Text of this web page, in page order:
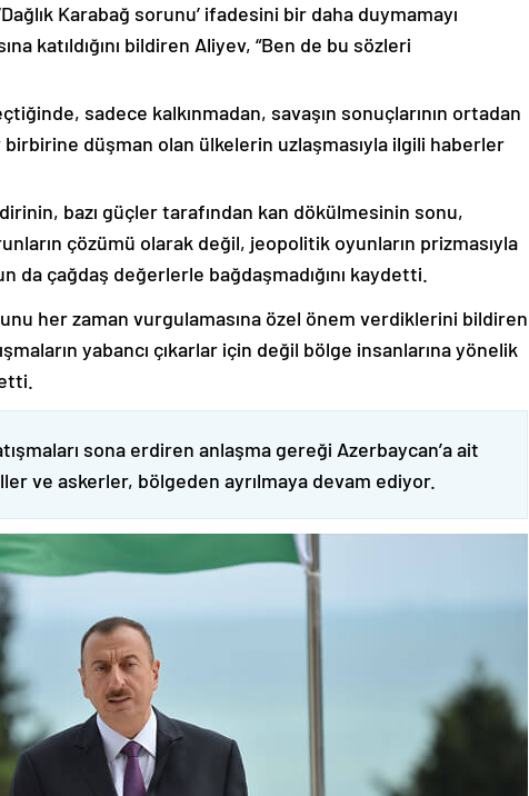
Karabağ sorunu’ ifadesini bir daha duymamayı
katıldığını bildiren Aliyev, “Ben de bu sözleri
sadece kalkınmadan, savaşın sonuçlarının ortadan
birbirine düşman olan ülkelerin uzlaşmasıyla ilgili haberler
bazı güçler tarafından kan dökülmesinin sonu,
çözümü olarak değil, jeopolitik oyunların prizmasıyla
da çağdaş değerlerle bağdaşmadığını kaydetti.
her zaman vurgulamasına özel önem verdiklerini bildiren
yabancı çıkarlar için değil bölge insanlarına yönelik
sona erdiren anlaşma gereği Azerbaycan’a ait
ve askerler, bölgeden ayrılmaya devam ediyor.